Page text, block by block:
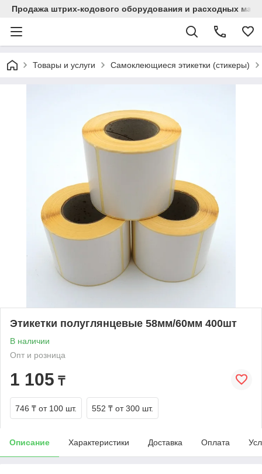
Продажа штрих-кодового оборудования и расходных
Товары и услуги Самоклеющиеся этикетки (стикеры)
Этикетки полуглянцевые 58мм/60мм 400шт
В наличии
Опт и розница
1 105 ₸
746 ₸ от 100 шт. 552 ₸ от 300 шт.
Описание Характеристики Доставка Оплата